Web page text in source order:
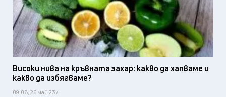
Високи нива на кръвната захар: какво да хапваме и
какво да избягваме?
09:08, 26 май 23 /